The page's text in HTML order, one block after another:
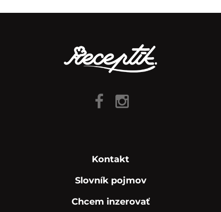
Kontakt
Slovník pojmov
Chcem inzerovať